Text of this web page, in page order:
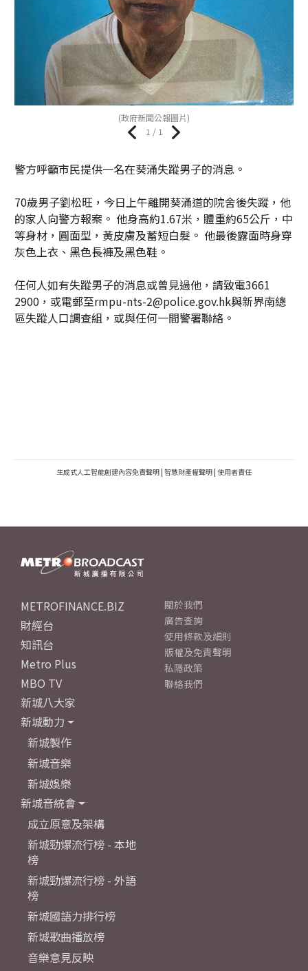
(政府新聞公報圖片)
1 / 1
警方呼籲市民提供一名在葵涌失蹤男子的消息。
70歲男子劉松旺，今日上午離開葵涌道的院舍後失蹤，他
的家人向警方報案。 他身高約1.67米，體重約65公斤，中
等身材，圓面型，黃皮膚及蓄短白髮。 他最後露面時身穿
灰色上衣、黑色長褲及黑色鞋。
任何人如有失蹤男子的消息或曾見過他，請致電3661
2900，或電郵至rmpu-nts-2@police.gov.hk與新界南總
區失蹤人口調查組，或與任何一間警署聯絡。
生成式人工智能創建內容免責聲明 | 智慧財產權聲明 | 使用者責任
METROFINANCE.BIZ
財經台
知訊台
Metro Plus
MBO TV
新城八大家
新城動力
新城製作
新城音樂
新城娛樂
新城音統會
成立原意及架構
新城勁爆流行榜 - 本地
榜
新城勁爆流行榜 - 外語
榜
新城國語力排行榜
新城歌曲播放榜
音樂意見反映
關於我們
廣告查詢
使用條款及細則
版權及免責聲明
私隱政策
聯絡我們